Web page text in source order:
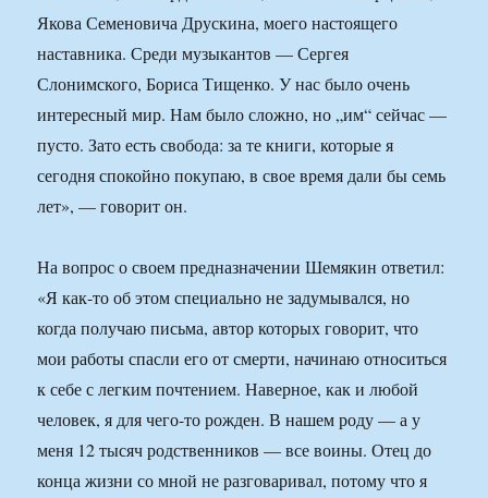
Якова Семеновича Друскина, моего настоящего
наставника. Среди музыкантов — Сергея
Слонимского, Бориса Тищенко. У нас было очень
интересный мир. Нам было сложно, но „им“ сейчас —
пусто. Зато есть свобода: за те книги, которые я
сегодня спокойно покупаю, в свое время дали бы семь
лет», — говорит он.
На вопрос о своем предназначении Шемякин ответил:
«Я как-то об этом специально не задумывался, но
когда получаю письма, автор которых говорит, что
мои работы спасли его от смерти, начинаю относиться
к себе с легким почтением. Наверное, как и любой
человек, я для чего-то рожден. В нашем роду — а у
меня 12 тысяч родственников — все воины. Отец до
конца жизни со мной не разговаривал, потому что я